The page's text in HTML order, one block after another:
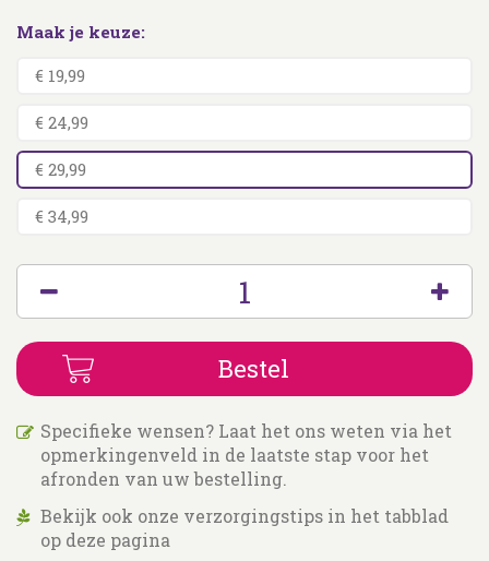
Maak je keuze:
€ 19,99
€ 24,99
€ 29,99
€ 34,99
Specifieke wensen? Laat het ons weten via het
opmerkingenveld in de laatste stap voor het
afronden van uw bestelling.
Bekijk ook onze verzorgingstips in het tabblad
op deze pagina